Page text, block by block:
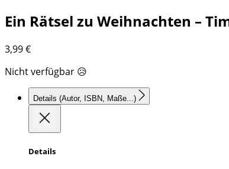
Ein Rätsel zu Weihnachten –
3,99€
Nicht verfügbar 😥
Details (Autor, ISBN, Maße...)
Details